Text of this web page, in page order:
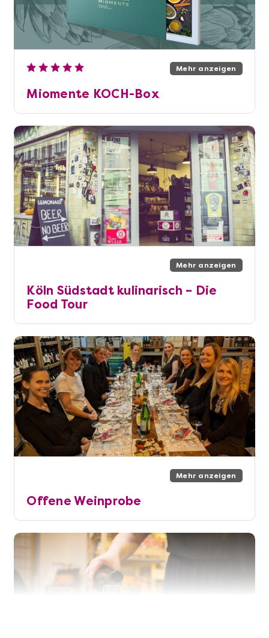
Mehr anzeigen
Miomente KOCH-Box
Mehr anzeigen
Köln Südstadt kulinarisch – Die
Food Tour
Mehr anzeigen
Offene Weinprobe